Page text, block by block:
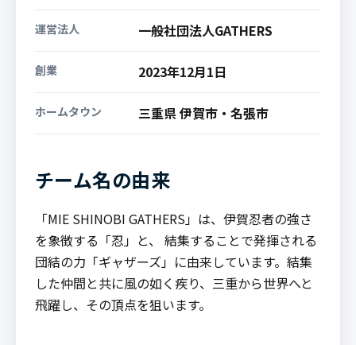
運営法人 一般社団法人GATHERS
創業 2023年12月1日
ホームタウン 三重県 伊賀市・名張市
チーム名の由来
「MIE SHINOBI GATHERS」は、伊賀忍者の強さ
を象徴する「忍」と、 結集することで発揮される
団結の力「ギャザーズ」に由来しています。結集
した仲間と共に風の如く疾り、三重から世界へと
飛躍し、その頂点を狙います。